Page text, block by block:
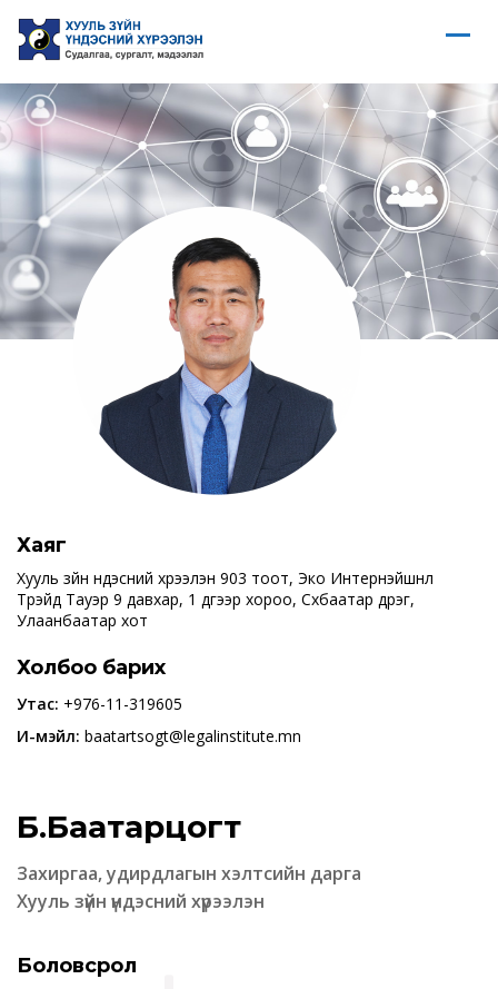
Хаяг
Хууль зүйн үндэсний хүрээлэн 903 тоот, Эко Интернэйшнл
Трэйд Тауэр 9 давхар, 1 дүгээр хороо, Сүхбаатар дүүрэг,
Улаанбаатар хот
Холбоо барих
Утас: +976-11-319605
И-мэйл: baatartsogt@legalinstitute.mn
Б.Баатарцогт
Захиргаа, удирдлагын хэлтсийн дарга
Хууль зүйн үндэсний хүрээлэн
Боловсрол